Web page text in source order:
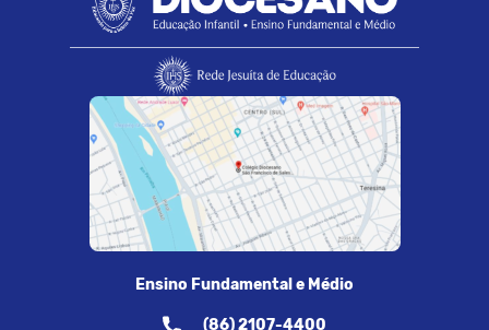
Ensino Fundamental e Médio
(86) 2107-4400